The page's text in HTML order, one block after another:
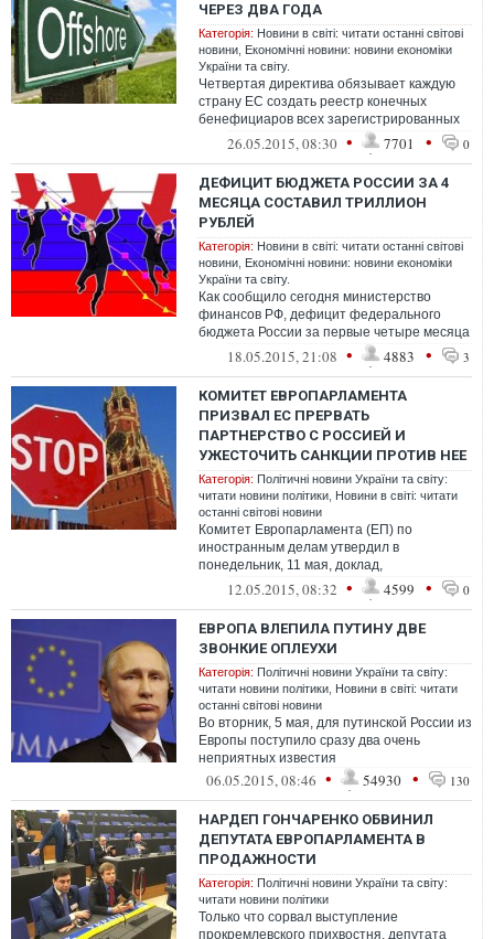
ЧЕРЕЗ ДВА ГОДА
Категорія: Новини в світі: читати останні світові
новини Економічні новини: новини економіки
України та світу.
Четвертая директива обязывает каждую
страну ЕС создать реестр конечных
бенефициаров всех зарегистрированных
на ее территории компаний, в том числе в
26.05.2015, 08:30 • 7701 • 0
ДЕФИЦИТ БЮДЖЕТА РОССИИ ЗА 4
МЕСЯЦА СОСТАВИЛ ТРИЛЛИОН
РУБЛЕЙ
Категорія: Новини в світі: читати останні світові
новини Економічні новини: новини економіки
України та світу.
Как сообщило сегодня министерство
финансов РФ, дефицит федерального
бюджета России за первые четыре месяца
2015 года составил 995,79 миллиарда
18.05.2015, 21:08 • 4883 • 3
КОМИТЕТ ЕВРОПАРЛАМЕНТА
ПРИЗВАЛ ЕС ПРЕРВАТЬ
ПАРТНЕРСТВО С РОССИЕЙ И
УЖЕСТОЧИТЬ САНКЦИИ ПРОТИВ НЕЕ
Категорія: Політичні новини України та світу:
читати новини політики Новини в світі: читати
останні світові новини
Комитет Европарламента (ЕП) по
иностранным делам утвердил в
понедельник, 11 мая, доклад,
призывающий к переоценке отношений
Евросоюза и России
12.05.2015, 08:32 • 4599 • 0
ЕВРОПА ВЛЕПИЛА ПУТИНУ ДВЕ
ЗВОНКИЕ ОПЛЕУХИ
Категорія: Політичні новини України та світу:
читати новини політики Новини в світі: читати
останні світові новини
Во вторник, 5 мая, для путинской России из
Европы поступило сразу два очень
неприятных известия
06.05.2015, 08:46 • 54930 • 130
НАРДЕП ГОНЧАРЕНКО ОБВИНИЛ
ДЕПУТАТА ЕВРОПАРЛАМЕНТА В
ПРОДАЖНОСТИ
Категорія: Політичні новини України та світу:
читати новини політики
Только что сорвал выступление
прокремлевского прихвостня, депутата